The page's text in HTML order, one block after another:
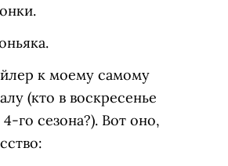
к моему самому
(кто в воскресенье
го сезона?). Вот оно,